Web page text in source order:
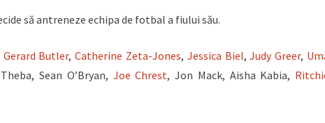
să antreneze echipa de fotbal a fiului său.
Gerard Butler,Catherine Zeta-Jones, Jessica Biel,Judy Greer,
Sean O’Bryan, Joe Chrest, Jon Mack, Aisha Kabia,